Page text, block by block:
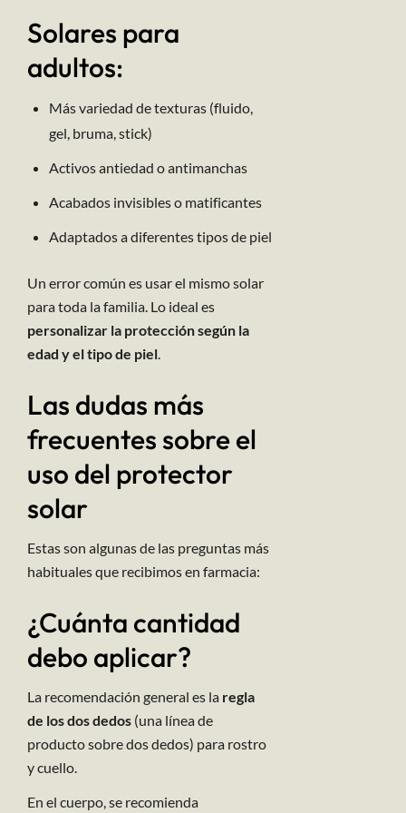
Solares para
adultos:
Más variedad de texturas (fluido,
gel, bruma, stick)
Activos antiedad o antimanchas
Acabados invisibles o matificantes
Adaptados a diferentes tipos de piel
Un error común es usar el mismo solar
para toda la familia. Lo ideal es
personalizar la protección según la
edad y el tipo de piel.
Las dudas más
frecuentes sobre el
uso del protector
solar
Estas son algunas de las preguntas más
habituales que recibimos en farmacia:
¿Cuánta cantidad
debo aplicar?
La recomendación general es la regla
de los dos dedos (una línea de
producto sobre dos dedos) para rostro
y cuello.
En el cuerpo, se recomienda